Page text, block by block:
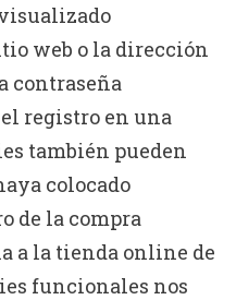
web o la dirección
contraseña
registro en una
también pueden
colocado
de la compra
a la tienda online de
funcionales nos